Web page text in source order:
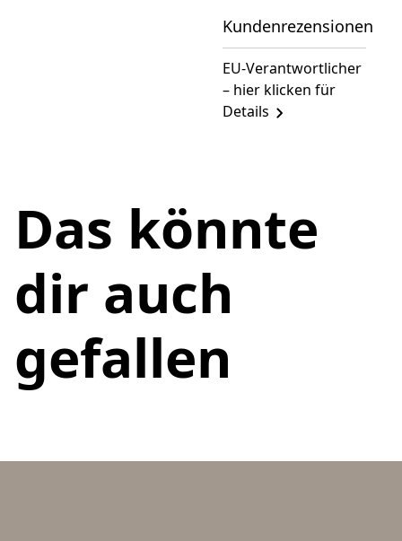
Kundenrezensionen
EU-Verantwortlicher
– hier klicken für
Details
Das könnte
dir auch
gefallen